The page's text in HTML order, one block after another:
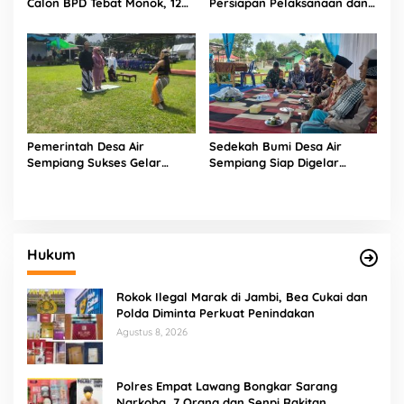
Sari Dorong Pembangunan
Partisipatif
Pemerintah Desa Air
Sempiang Sukses Gelar
Sedekah Bumi Desa Air
Sempiang Siap Digelar
Hukum
Rokok Ilegal Marak di Jambi, Bea Cukai dan
Polda Diminta Perkuat Penindakan
Agustus 8, 2026
Polres Empat Lawang Bongkar Sarang